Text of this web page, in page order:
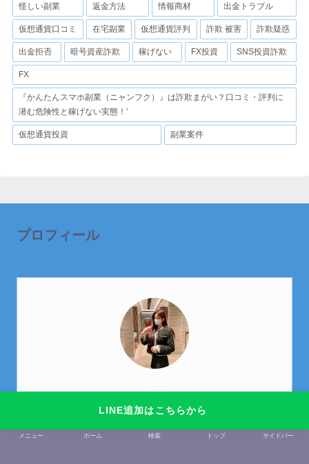
怪しい副業 返金方法 情報商材 出金トラブル
仮想通貨口コミ 在宅副業 仮想通貨評判 詐欺 被害 詐欺疑惑
出金拒否 暗号資産詐欺 稼げない FX投資 SNS投資詐欺
FX
『かんたんスマホ副業（ニャンフク）』は詐欺まがい？口コミ・評判に
潜む危険性と稼げない実態！'
仮想通貨投資 副業案件
LINE追加はこちらから
プロフィール
はじめまして。
元金欠保育士の副業まとめを運営しております。芽
衣です。
メニュー ホーム 検索 トップ サイドバー